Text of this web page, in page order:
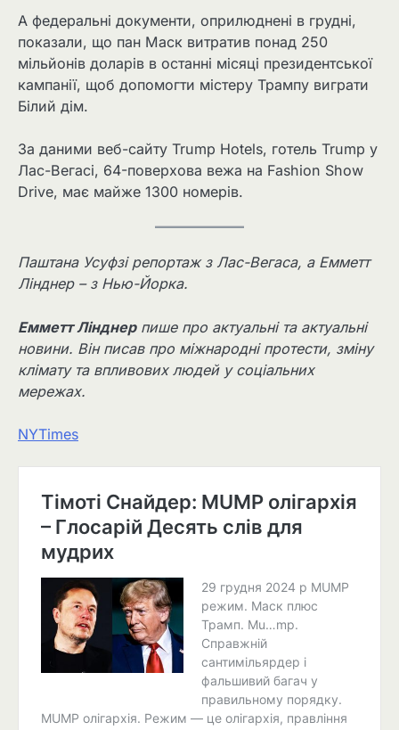
А федеральні документи, оприлюднені в грудні,
показали, що пан Маск витратив понад 250
мільйонів доларів в останні місяці президентської
кампанії, щоб допомогти містеру Трампу виграти
Білий дім.
За даними веб-сайту Trump Hotels, готель Trump у
Лас-Вегасі, 64-поверхова вежа на Fashion Show
Drive, має майже 1300 номерів.
Паштана Усуфзі репортаж з Лас-Вегаса, а Емметт
Лінднер – з Нью-Йорка.
Емметт Лінднерпише про актуальні та актуальні
новини. Він писав про міжнародні протести, зміну
клімату та впливових людей у ​​соціальних
мережах.
NYTimes